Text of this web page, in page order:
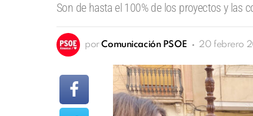
Son de hasta el 100% de los proyectos y las
por Comunicación PSOE 20 febrero